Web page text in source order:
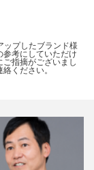
ップしたブランド様
参考にしていただけ
指摘がございまし
ください。